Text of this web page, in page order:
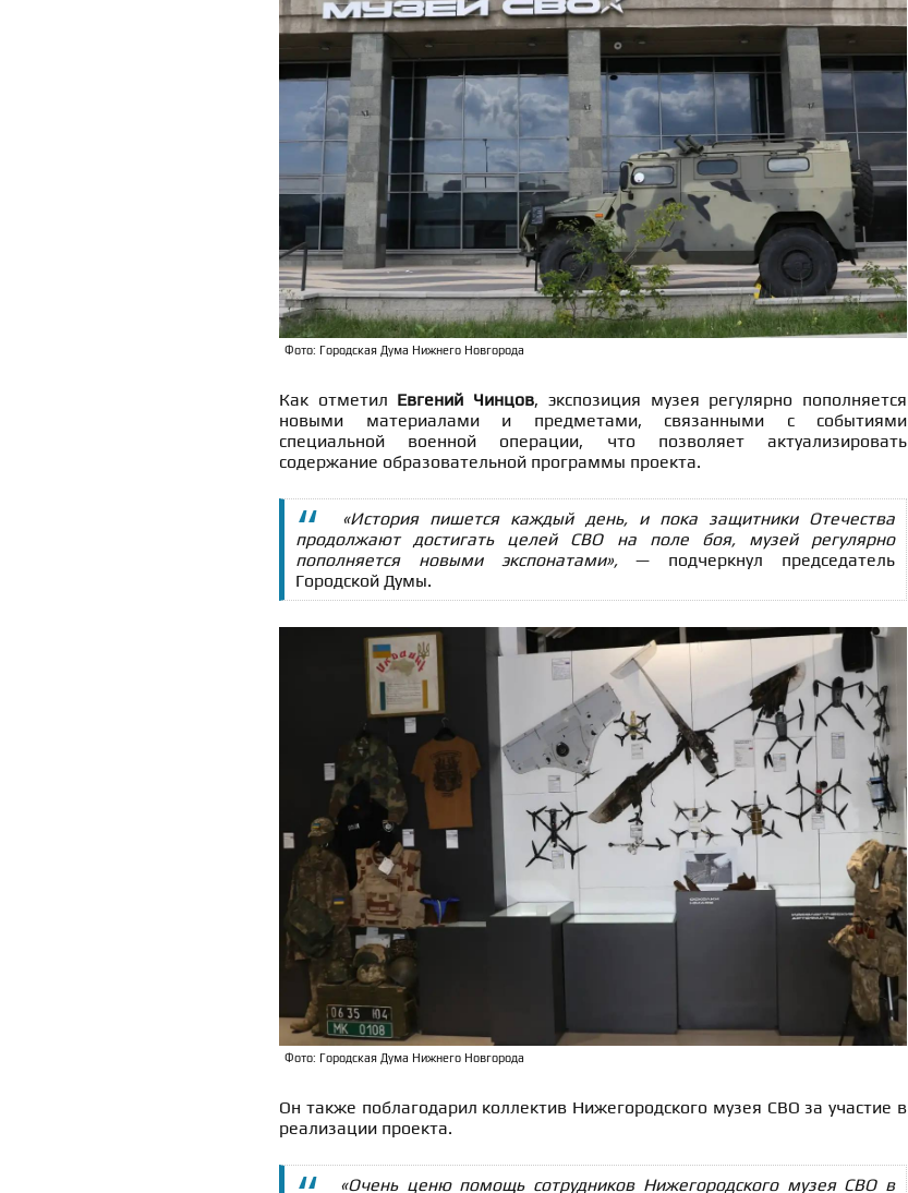
Фото: Городская Дума Нижнего Новгорода
Как отметил Евгений Чинцов, экспозиция музея регулярно пополняется
новыми материалами и предметами, связанными с событиями
специальной военной операции, что позволяет актуализировать
содержание образовательной программы проекта.
«История пишется каждый день, и пока защитники Отечества
продолжают достигать целей СВО на поле боя, музей регулярно
пополняется новыми экспонатами»,— подчеркнул председатель
Городской Думы.
Фото: Городская Дума Нижнего Новгорода
Он также поблагодарил коллектив Нижегородского музея СВО за участие в
реализации проекта.
«Очень ценю помощь сотрудников Нижегородского музея СВО в